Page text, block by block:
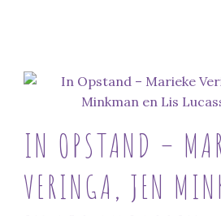
IN OPSTAND –
VERINGA, JEN